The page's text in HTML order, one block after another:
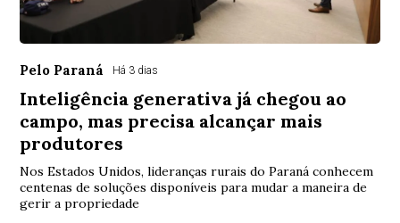
Pelo Paraná Há 3 dias
Inteligência generativa já chegou ao
campo, mas precisa alcançar mais
produtores
Nos Estados Unidos, lideranças rurais do Paraná conhecem
centenas de soluções disponíveis para mudar a maneira de
gerir a propriedade